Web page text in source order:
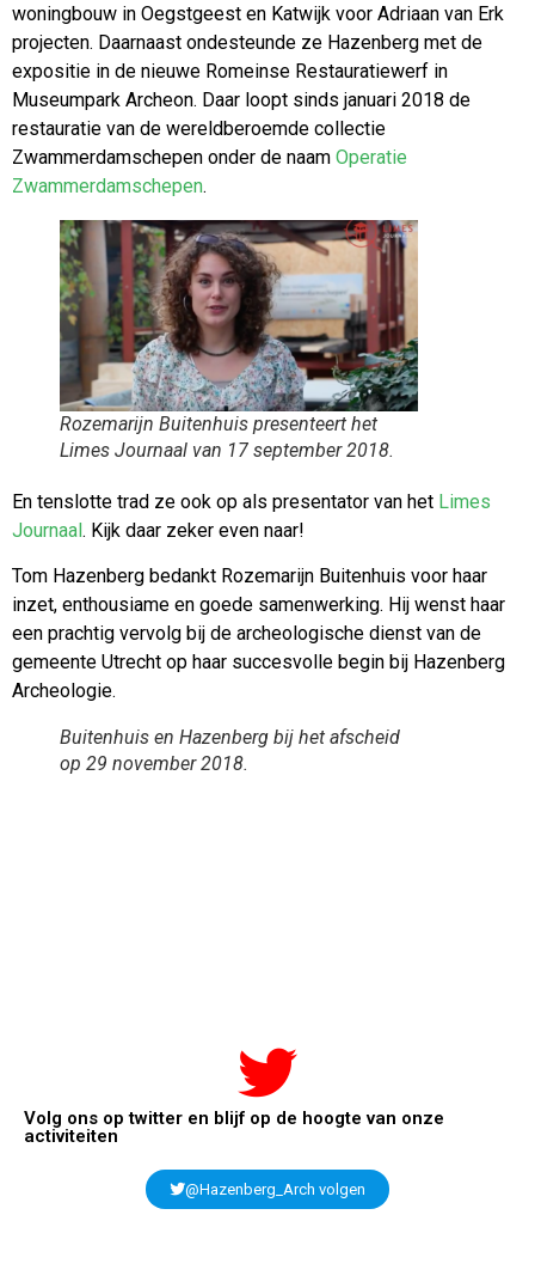
woningbouw in Oegstgeest en Katwijk voor Adriaan van Erk
projecten. Daarnaast ondesteunde ze Hazenberg met de
expositie in de nieuwe Romeinse Restauratiewerf in
Museumpark Archeon. Daar loopt sinds januari 2018 de
restauratie van de wereldberoemde collectie
Zwammerdamschepen onder de naam Operatie
Zwammerdamschepen.
Rozemarijn Buitenhuis presenteert het
Limes Journaal van 17 september 2018.
En tenslotte trad ze ook op als presentator van het Limes
Journaal. Kijk daar zeker even naar!
Tom Hazenberg bedankt Rozemarijn Buitenhuis voor haar
inzet, enthousiame en goede samenwerking. Hij wenst haar
een prachtig vervolg bij de archeologische dienst van de
gemeente Utrecht op haar succesvolle begin bij Hazenberg
Archeologie.
Buitenhuis en Hazenberg bij het afscheid
op 29 november 2018.
Volg ons op twitter en blijf op de hoogte van onze
activiteiten
@Hazenberg_Arch volgen